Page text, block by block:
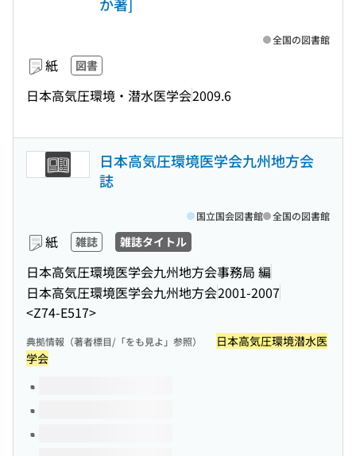
紙 図書
日本高気圧環境・潜水医学会2009.6
全国の図書館
日本高気圧環境医学会九州地方会
誌
紙 雑誌 雑誌タイトル
日本高気圧環境医学会九州地方会事務局 編
日本高気圧環境医学会九州地方会2001-2007
<Z74-E517>
国立国会図書館 全国の図書館
典拠情報（著者標目/「をも見よ」参照）
日本高気圧環境潜水医
学会
このタイトルの巻号